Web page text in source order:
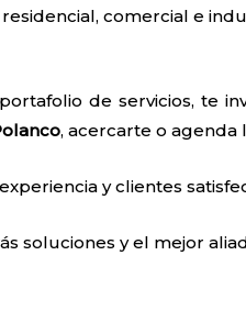
comercial e
de servicios, te
, acercarte o agenda
y clientes
soluciones y el mejor